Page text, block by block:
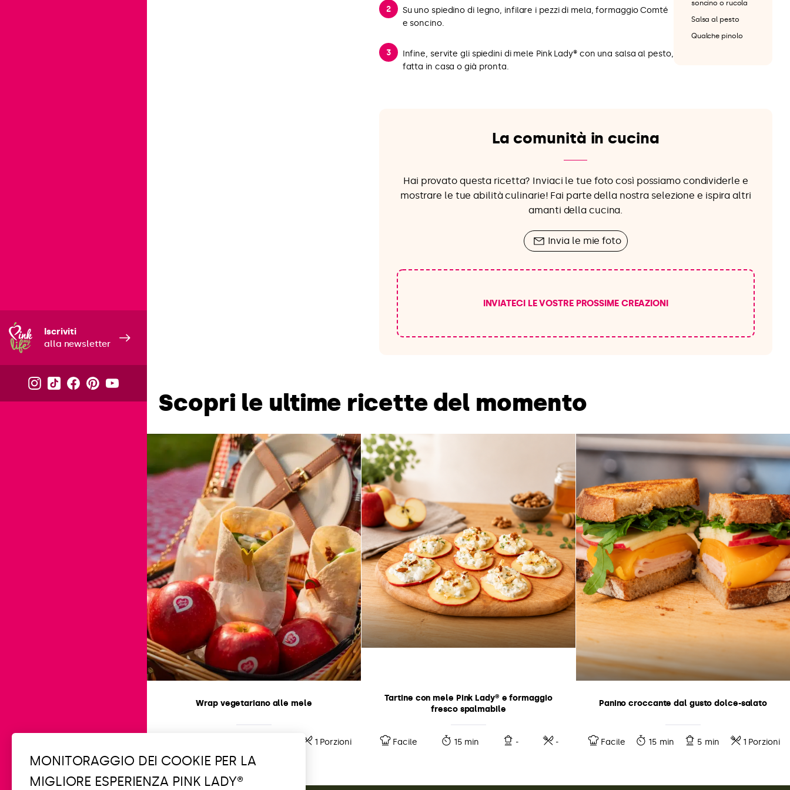
Iscriviti
alla newsletter
Su uno spiedino di legno, infilare i pezzi di mela, formaggio Comté
e soncino.
Infine, servite gli spiedini di mele Pink Lady® con una salsa al pesto,
fatta in casa o già pronta.
soncino o rucola
Salsa al pesto
Qualche pinolo
La comunità in cucina
Hai provato questa ricetta? Inviaci le tue foto così possiamo condividerle e
mostrare le tue abilità culinarie! Fai parte della nostra selezione e ispira altri
amanti della cucina.
Invia le mie foto
INVIATECI LE VOSTRE PROSSIME CREAZIONI
Scopri le ultime ricette del momento
Wrap vegetariano alle mele
1 Porzioni
Tartine con mele Pink Lady® e formaggio
fresco spalmabile
Facile 15 min - -
Panino croccante dal gusto dolce-salato
Facile 15 min 5 min 1 Porzioni
MONITORAGGIO DEI COOKIE PER LA
MIGLIORE ESPERIENZA PINK LADY®